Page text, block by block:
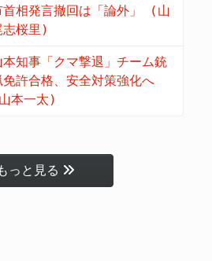
首相発言撤回は「論外」 (山
志桜里)
本知事「クマ撃退」チーム銃
免許合格、安全対策強化へ
本一太)
っと見る